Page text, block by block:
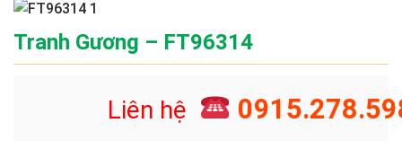
Tranh Gương – FT96314
Liên hệ